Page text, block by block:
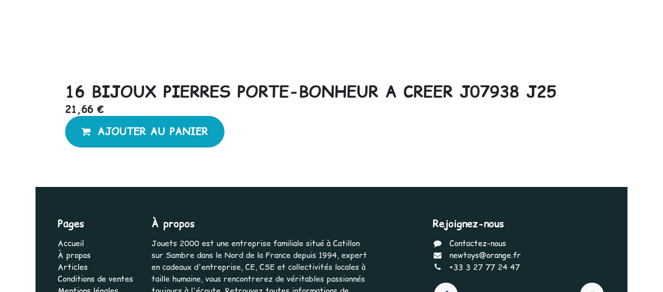
16 BIJOUX PIERRES PORTE-BONHEUR A CREER J07938 J25
21,66 €
AJOUTER AU PANIER
Pages
Accueil
À propos
Articles
Conditions de ventes
À propos
Jouets 2000 est une entreprise familiale situé à Catillon
sur Sambre dans le Nord de la France depuis 1994, expert
en cadeaux d'entreprise, CE, CSE et collectivités locales à
taille humaine, vous rencontrerez de véritables passionnés
Rejoignez-nous
Contactez-nous
newtoys@orange.fr
+33 3 27 77 24 47